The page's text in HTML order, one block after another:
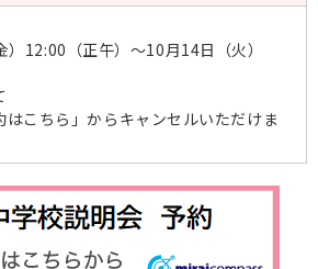
12:00（正午）～10月14日（火）
こちら」からキャンセルいただけま